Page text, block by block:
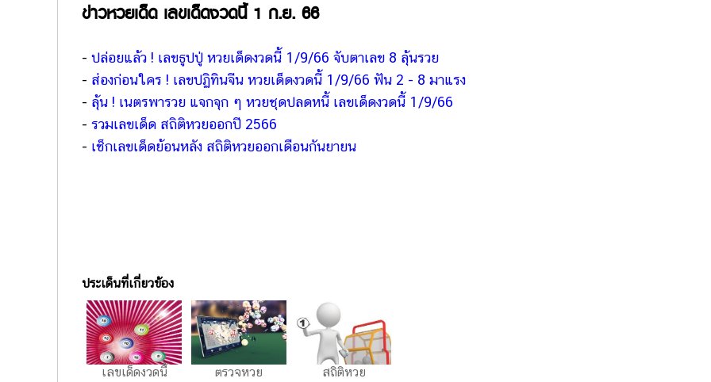
ข่าวหวยเด็ด เลขเด็ดงวดนี้ 1 ก.ย. 66
- ปล่อยแล้ว ! เลขธูปปู่ หวยเด็ดงวดนี้ 1/9/66 จับตาเลข 8 ลุ้นรวย
- ส่องก่อนใคร ! เลขปฏิทินจีน หวยเด็ดงวดนี้ 1/9/66 ฟัน 2 - 8 มาแรง
- ลุ้น ! เนตรพารวย แจกจุก ๆ หวยชุดปลดหนี้ เลขเด็ดงวดนี้ 1/9/66
- รวมเลขเด็ด สถิติหวยออกปี 2566
- เช็กเลขเด็ดย้อนหลัง สถิติหวยออกเดือนกันยายน
ประเด็นที่เกี่ยวข้อง
เลขเด็ดงวดนี้ ตรวจหวย สถิติหวย